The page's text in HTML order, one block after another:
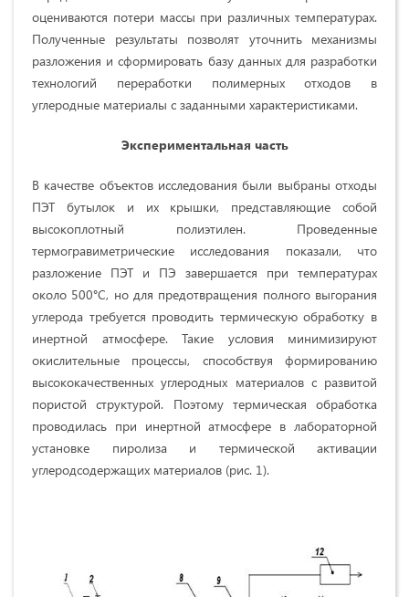
оцениваются потери массы при различных температурах.
Полученные результаты позволят уточнить механизмы
разложения и сформировать базу данных для разработки
технологий переработки полимерных отходов в
углеродные материалы с заданными характеристиками.
Экспериментальная часть
В качестве объектов исследования были выбраны отходы
ПЭТ бутылок и их крышки, представляющие собой
высокоплотный полиэтилен. Проведенные
термогравиметрические исследования показали, что
разложение ПЭТ и ПЭ завершается при температурах
около 500°C, но для предотвращения полного выгорания
углерода требуется проводить термическую обработку в
инертной атмосфере. Такие условия минимизируют
окислительные процессы, способствуя формированию
высококачественных углеродных материалов с развитой
пористой структурой. Поэтому термическая обработка
проводилась при инертной атмосфере в лабораторной
установке пиролиза и термической активации
углеродсодержащих материалов (рис. 1).